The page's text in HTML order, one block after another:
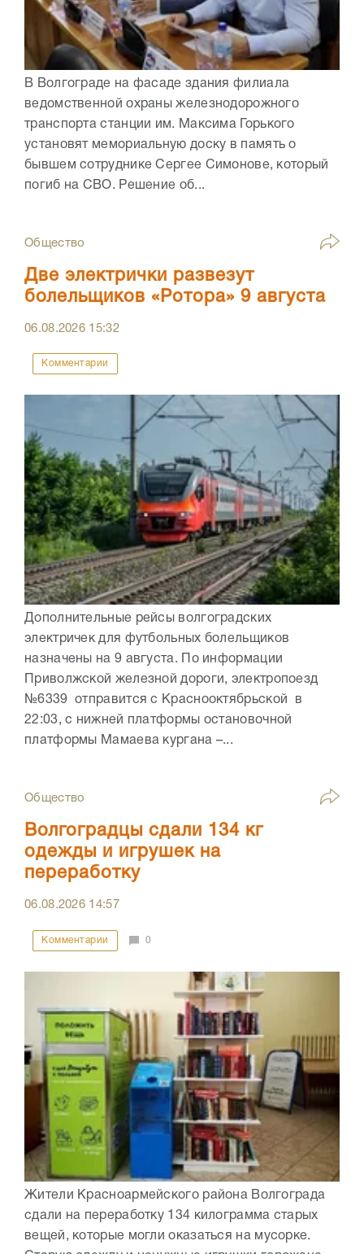
В Волгограде на фасаде здания филиала
ведомственной охраны железнодорожного
транспорта станции им. Максима Горького
установят мемориальную доску в память о
бывшем сотруднике Сергее Симонове, который
погиб на СВО. Решение об...
Общество
Две электрички развезут
болельщиков «Ротора» 9 августа
06.08.2026 15:32
Комментарии
Дополнительные рейсы волгоградских
электричек для футбольных болельщиков
назначены на 9 августа. По информации
Приволжской железной дороги, электропоезд
№6339 отправится с Краснооктябрьской в
22:03, с нижней платформы остановочной
платформы Мамаева кургана –...
Общество
Волгоградцы сдали 134 кг
одежды и игрушек на
переработку
06.08.2026 14:57
Комментарии 0
Жители Красноармейского района Волгограда
сдали на переработку 134 килограмма старых
вещей, которые могли оказаться на мусорке.